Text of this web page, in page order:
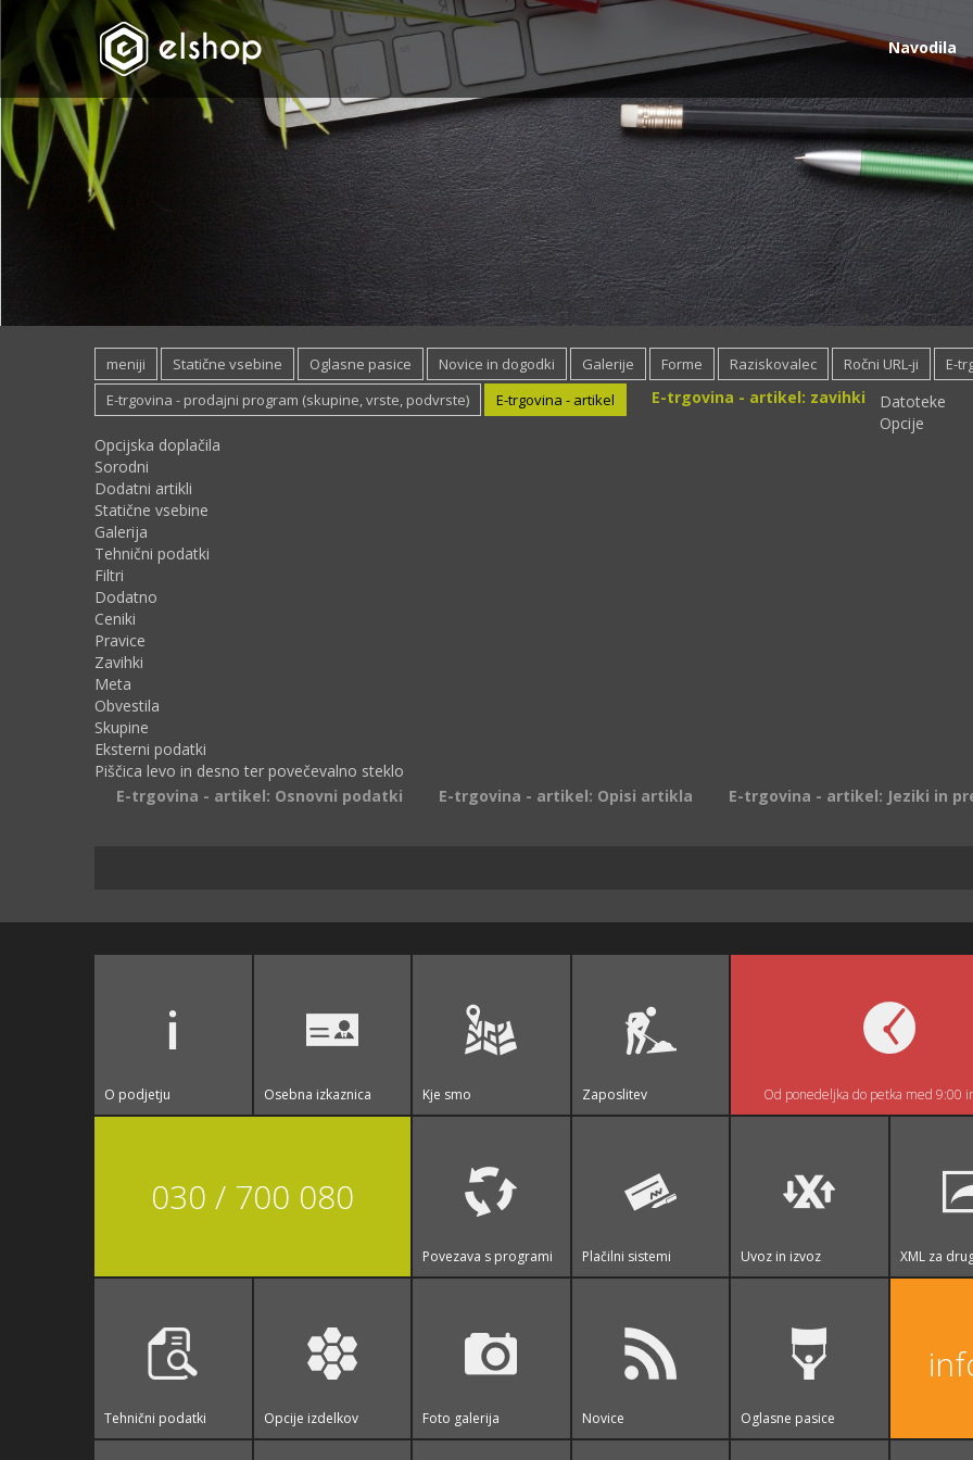
Navodila
meniji Statične vsebine Oglasne pasice Novice in dogodki Galerije Forme Raziskovalec Ročni URL-ji
E-
E-trgovina - prodajni program (skupine, vrste, podvrste)
E-trgovina - artikel E-trgovina - artikel: zavihki
Datoteke
Opcije
Opcijska doplačila
Sorodni
Dodatni artikli
Statične vsebine
Galerija
Tehnični podatki
Filtri
Dodatno
Ceniki
Pravice
Zavihki
Meta
Obvestila
Skupine
Eksterni podatki
Piščica levo in desno ter povečevalno steklo
E-trgovina - artikel: Osnovni podatki
E-trgovina - artikel: Opisi artikla E-trgovina - artikel: Jeziki in
O podjetju Osebna izkaznica Kje smo Zaposlitev Od ponedeljka do petka med 9:00
030 / 700 080
Povezava s programi Plačilni sistemi Uvoz in izvoz XML za
Tehnični podatki Opcije izdelkov Foto galerija Novice Oglasne pasice